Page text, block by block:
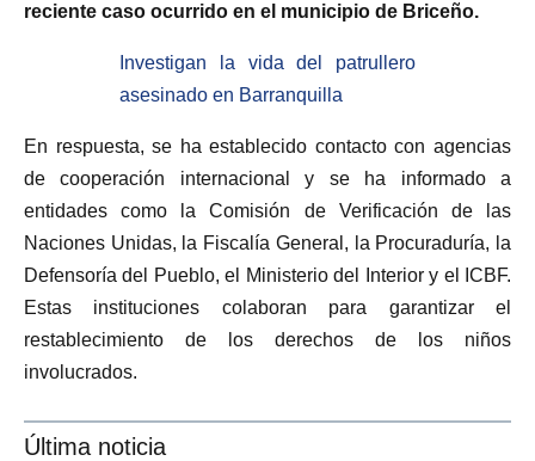
reciente caso ocurrido en el municipio de Briceño.
Investigan la vida del patrullero
asesinado en Barranquilla
En respuesta, se ha establecido contacto con agencias
de cooperación internacional y se ha informado a
entidades como la Comisión de Verificación de las
Naciones Unidas, la Fiscalía General, la Procuraduría, la
Defensoría del Pueblo, el Ministerio del Interior y el ICBF.
Estas instituciones colaboran para garantizar el
restablecimiento de los derechos de los niños
involucrados.
Última noticia